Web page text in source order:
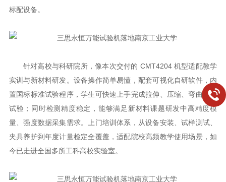
标配设备。
针对高校与科研院所，像本次交付的 CMT4204 机型适配教学
实训与新材料研发。设备操作简单易懂，配套可视化自研软件，内
置国标标准试验程序，学生可快速上手完成拉伸、压缩、弯曲基础
试验；同时检测精度稳定，能够满足新材料课题研发中高精度模
量、强度数据采集需求。上门培训体系，从设备安装、试样测试、
夹具养护到年度计量检定全覆盖，适配院校高频教学使用场景，如
今已走进全国多所工科高校实验室。